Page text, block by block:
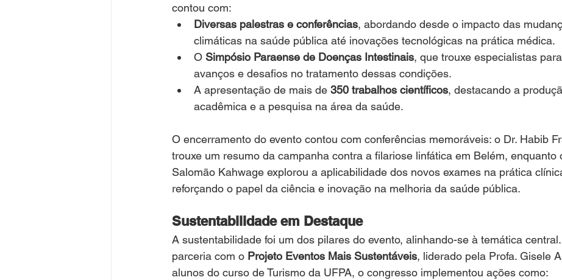
contou com:
Diversas palestras e conferências, abordando desde o impacto das
climáticas na saúde pública até inovações tecnológicas na prática médica.
O Simpósio Paraense de Doenças Intestinais, que trouxe especialistas
avanços e desafios no tratamento dessas condições.
A apresentação de mais de 350 trabalhos científicos, destacando a
acadêmica e a pesquisa na área da saúde.
O encerramento do evento contou com conferências memoráveis: o Dr. Habib
trouxe um resumo da campanha contra a filariose linfática em Belém, enquanto
Salomão Kahwage explorou a aplicabilidade dos novos exames na prática
reforçando o papel da ciência e inovação na melhoria da saúde pública.
Sustentabilidade em Destaque
A sustentabilidade foi um dos pilares do evento, alinhando-se à temática
parceria com o Projeto Eventos Mais Sustentáveis, liderado pela Profa. Gisele
alunos do curso de Turismo da UFPA, o congresso implementou ações como: